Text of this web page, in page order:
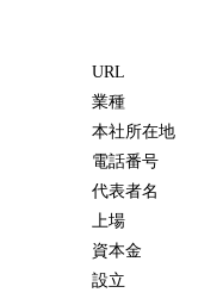
URL
業種
本社所在地
電話番号
代表者名
上場
資本金
設立